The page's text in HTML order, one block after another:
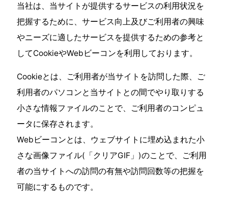
当社は、当サイトが提供するサービスの利用状況を
把握するために、サービス向上及びご利用者の興味
やニーズに適したサービスを提供するための参考と
してCookieやWebビーコンを利用しております。
Cookieとは、ご利用者が当サイトを訪問した際、ご
利用者のパソコンと当サイトとの間でやり取りする
小さな情報ファイルのことで、ご利用者のコンピュ
ータに保存されます。
Webビーコンとは、ウェブサイトに埋め込まれた小
さな画像ファイル(「クリアGIF」)のことで、ご利用
者の当サイトへの訪問の有無や訪問回数等の把握を
可能にするものです。